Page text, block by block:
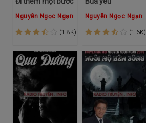
Nguyễn Ngọc Ngạn
(1.8K)
Nguyễn Ngọc Ngạn
(1.6K)